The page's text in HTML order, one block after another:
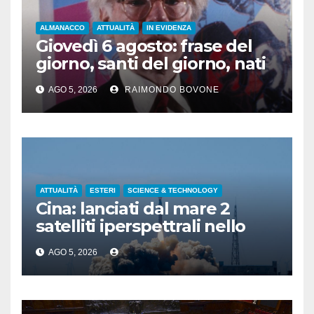
ALMANACCO ATTUALITÀ IN EVIDENZA
Giovedì 6 agosto: frase del
giorno, santi del giorno, nati
famosi, accadde oggi
AGO 5, 2026 RAIMONDO BOVONE
ATTUALITÀ ESTERI SCIENCE & TECHNOLOGY
Cina: lanciati dal mare 2
satelliti iperspettrali nello
Shandong
AGO 5, 2026